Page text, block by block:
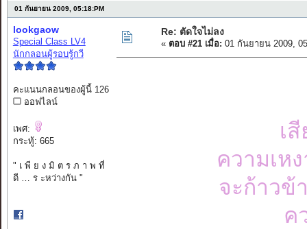
01 กันยายน 2009, 05:18:PM
lookgaow
Special Class LV4
นักกลอนผู้รอบรู้กวี
คะแนนกลอนของผู้นี้ 126
ออฟไลน์
เพศ:
กระทู้: 665
" เ พี ย ง มิ ต ร ภ า พ ที่
ดี … ร ะหว่างกัน "
Re: ตัดใจไม่ลง
« ตอบ #21 เมื่อ: 01 กันยายน 2009,
เ
ความเห
จะก้าวข้
ค